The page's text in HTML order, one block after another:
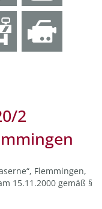
2
Flemmingen,
15.11.2000 gemäß §